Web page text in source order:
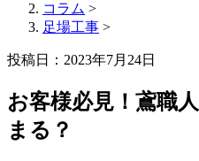
コラム >
足場工事 >
投稿日：2023年7月24日
お客様必見！鳶職
まる？